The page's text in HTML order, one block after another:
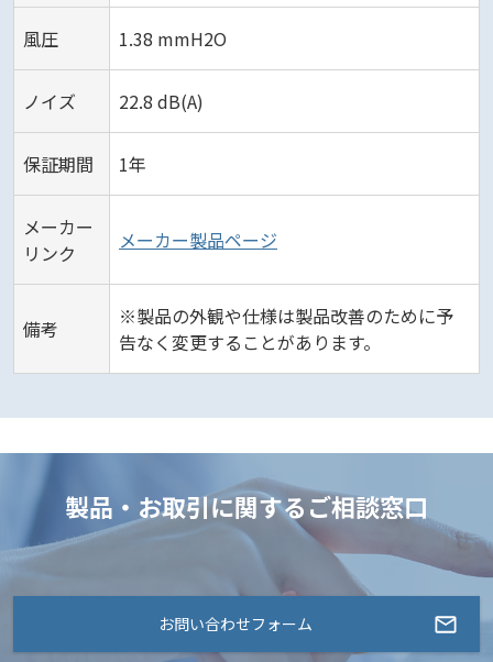
風圧 1.38 mmH2O
ノイズ 22.8 dB(A)
保証期間 1年
メーカー
リンク
メーカー製品ページ
備考
※製品の外観や仕様は製品改善のために予
告なく変更することがあります。
製品・お取引に関するご相談窓口
お問い合わせフォーム